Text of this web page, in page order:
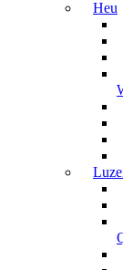
Heu